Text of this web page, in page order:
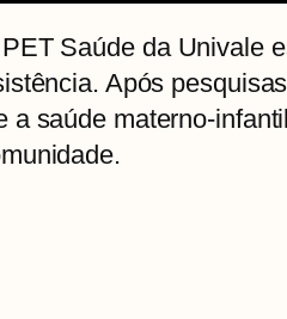
Saúde da Univale
Após
a saúde materno-